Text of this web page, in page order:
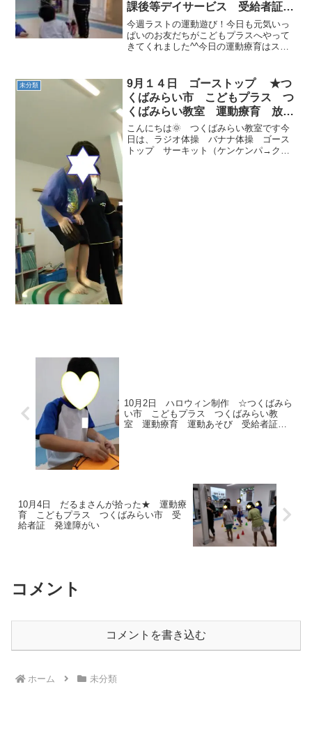
課後等デイサービス 受給者証
療育手帳 運動 療育
今週ラストの運動遊び！今日も元気いっ
ぱいのお友だちがこどもプラスへやって
きてくれました^^今日の運動療育はスト
かけパラパラはケロポンズさんのダンス
で、昔大流行したパ...
未分類
9月１４日 ゴーストップ ★つ
くばみらい市 こどもプラス つ
くばみらい教室 運動療育 放課
後等デイサービス 運動遊び 受
給者証
こんにちは🌞 つくばみらい教室です今
日は、ラジオ体操 バナナ体操 ゴース
トップ サーキット（ケンケンパ→クマ
10月2日 ハロウィン制作 ☆つくばみら
い市 こどもプラス つくばみらい教
室 運動療育 運動あそび 受給者証
10月4日 だるまさんが拾った★ 運動療
育 こどもプラス つくばみらい市 受
給者証 発達障がい
コメント
コメントを書き込む
ホーム 未分類